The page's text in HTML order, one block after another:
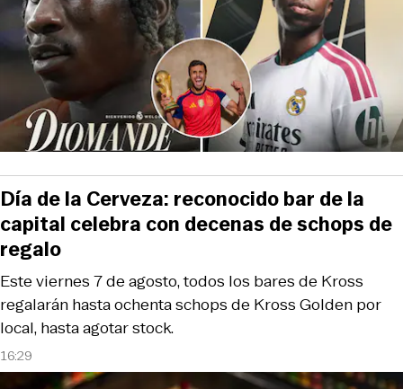
16:29
Este viernes 7 de agosto, todos los bares de Kross
regalarán hasta ochenta schops de Kross Golden por
local, hasta agotar stock.
Día de la Cerveza: reconocido bar de la
capital celebra con decenas de schops de
regalo